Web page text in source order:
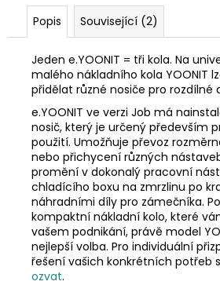
Popis Související (2)
Jeden e.YOONIT = tři kola. Na
malého nákladního kola YOONIT
přidělat různé nosiče pro rozdílné
e.YOONIT ve verzi Job má
nosič, který je určený především
použití. Umožňuje převoz
nebo přichycení různých
promění v dokonalý pracovní
chladícího boxu na zmrzlinu po
náhradními díly pro zámečníka.
kompaktní nákladní kolo, které
vašem podnikání, právě model
nejlepší volba. Pro individuální
řešení vašich konkrétních potřeb
ozvat.